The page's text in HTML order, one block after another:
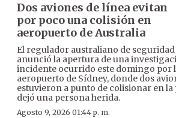
Dos aviones de línea evitan
por poco una colisión en
aeropuerto de Australia
El regulador australiano de
anunció la apertura de una
incidente ocurrido este domingo por
aeropuerto de Sídney, donde dos
estuvieron a punto de colisionar en la
dejó una persona herida.
Agosto 9, 2026 01:44 p. m.